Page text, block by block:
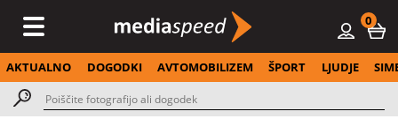
0
AKTUALNO DOGODKI AVTOMOBILIZEM ŠPORT LJUDJE